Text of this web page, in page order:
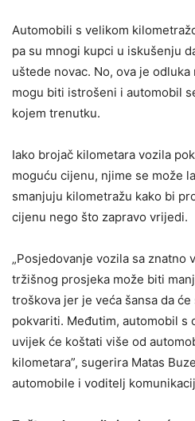
Automobili s velikom
pa su mnogi kupci u iskušenju
uštede novac. No, ova je
mogu biti istrošeni i automobil
kojem trenutku.
Iako brojač kilometara vozila
moguću cijenu, njime se može
smanjuju kilometražu kako bi
cijenu nego što zapravo vrijedi.
„Posjedovanje vozila sa znatno
tržišnog prosjeka može biti
troškova jer je veća šansa da
pokvariti. Međutim, automobil s
uvijek će koštati više od
kilometara”, sugerira Matas
automobile i voditelj